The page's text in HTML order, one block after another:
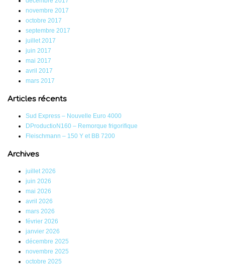
novembre 2017
octobre 2017
septembre 2017
juillet 2017
juin 2017
mai 2017
avril 2017
mars 2017
Articles récents
Sud Express – Nouvelle Euro 4000
DProductioN160 – Remorque frigorifique
Fleischmann – 150 Y et BB 7200
Archives
juillet 2026
juin 2026
mai 2026
avril 2026
mars 2026
février 2026
janvier 2026
décembre 2025
novembre 2025
octobre 2025